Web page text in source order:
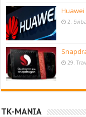
Huawei
2.
29.
TK-MANIA